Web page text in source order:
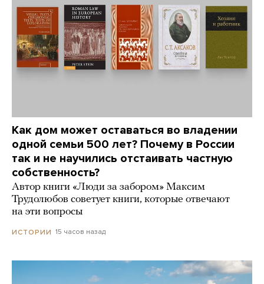
Как дом может оставаться во владении
одной семьи 500 лет? Почему в России
так и не научились отстаивать частную
собственность?
Автор книги «Люди за забором» Максим
Трудолюбов советует книги, которые отвечают
на эти вопросы
ИСТОРИИ 15 часов назад